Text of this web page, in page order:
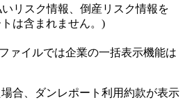
リスク情報、倒産リスク情報を
は含まれません。)
ァイルでは企業の一括表示機能は
合、ダンレポート利用約款が表示